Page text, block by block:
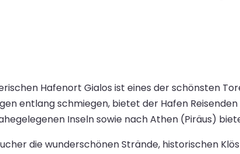
Hafenort Gialos ist eines der schönsten
entlang schmiegen, bietet der Hafen
Inseln sowie nach Athen (Piräus)
die wunderschönen Strände, historischen